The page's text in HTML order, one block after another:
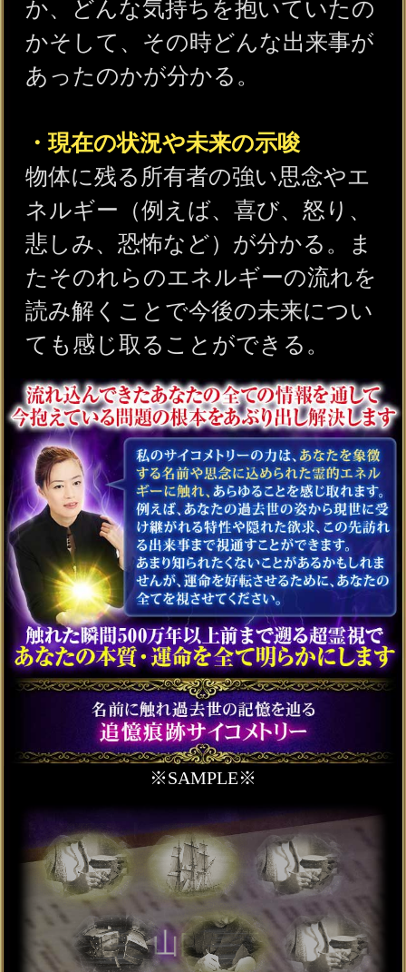
※SAMPLE※
追憶痕跡サイコメトリー
今のあなたを知るうえで過去世
の存在が欠かせません。
あなたやあの人のお名前に触れる
ことで数世代前までの
過去世の記憶を遡っていきましょう。
お伝えさせていただきます。
あなたの人生を完全掌握
【危険なほど運命も操る
◆霊視25項】晩年＆幸
会員価格2,915円(税込)
通常価格3,410円(税込)
収入UP＆大成叶う【著名
な起業家も崇拝】あなた
の仕事霊視◆才/天職
会員価格1,980円(税込)
通常価格2,200円(税込)
顔や喋り方も鮮明霊視
【あなたの生涯伴侶との
結婚運命】入籍日/晩年
会員価格2,420円(税込)
通常価格2,750円(税込)
の異性【容姿/名前/年齢】
鮮明霊視◆次の恋縁
会員価格1,870円(税込)
通常価格2,090円(税込)